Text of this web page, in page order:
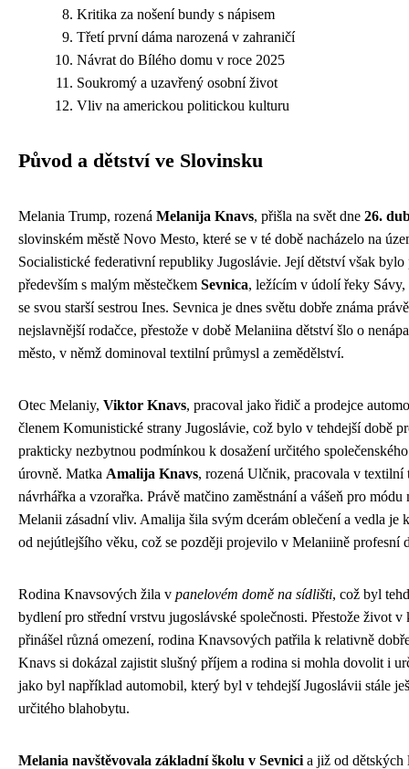
Kritika za nošení bundy s nápisem
Třetí první dáma narozená v zahraničí
Návrat do Bílého domu v roce 2025
Soukromý a uzavřený osobní život
Vliv na americkou politickou kulturu
Původ a dětství ve Slovinsku
Melania Trump, rozená Melanija Knavs, přišla na svět dne 26.
slovinském městě Novo Mesto, které se v té době nacházelo na
Socialistické federativní republiky Jugoslávie. Její dětství však bylo
především s malým městečkem Sevnica, ležícím v údolí řeky Sávy,
se svou starší sestrou Ines. Sevnica je dnes světu dobře známa
nejslavnější rodačce, přestože v době Melaniina dětství šlo o
město, v němž dominoval textilní průmysl a zemědělství.
Otec Melaniy, Viktor Knavs, pracoval jako řidič a prodejce
členem Komunistické strany Jugoslávie, což bylo v tehdejší době
prakticky nezbytnou podmínkou k dosažení určitého
úrovně. Matka Amalija Knavs, rozená Ulčnik, pracovala v textilní
návrhářka a vzorařka. Právě matčino zaměstnání a vášeň pro módu
Melanii zásadní vliv. Amalija šila svým dcerám oblečení a vedla je
od nejútlejšího věku, což se později projevilo v Melaniině profesní
Rodina Knavsových žila v panelovém domě na sídlišti, což byl
bydlení pro střední vrstvu jugoslávské společnosti. Přestože život v
přinášel různá omezení, rodina Knavsových patřila k relativně
Knavs si dokázal zajistit slušný příjem a rodina si mohla dovolit i
jako byl například automobil, který byl v tehdejší Jugoslávii stále
určitého blahobytu.
Melania navštěvovala základní školu v Sevnici a již od